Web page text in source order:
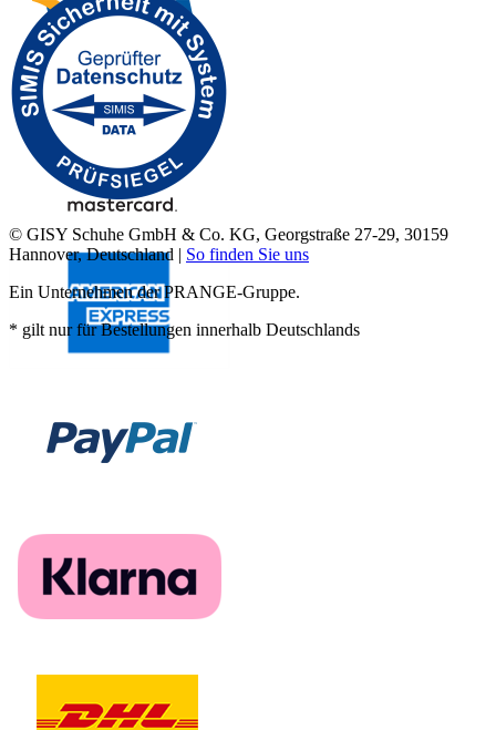
© GISY Schuhe GmbH & Co. KG, Georgstraße 27-29, 30159
Hannover, Deutschland | So finden Sie uns
Ein Unternehmen der PRANGE-Gruppe.
* gilt nur für Bestellungen innerhalb Deutschlands